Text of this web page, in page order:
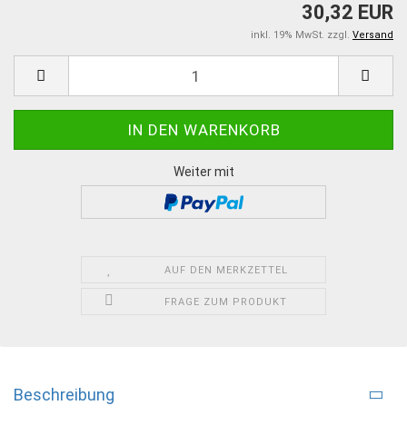
30,32 EUR
inkl. 19% MwSt. zzgl. Versand
Weiter mit
AUF DEN MERKZETTEL
FRAGE ZUM PRODUKT
Beschreibung